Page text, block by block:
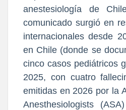
anestesiología de
comunicado surgió en
internacionales desde
en Chile (donde se
cinco casos pediátricos
2025, con cuatro
emitidas en 2026 por la
Anesthesiologists